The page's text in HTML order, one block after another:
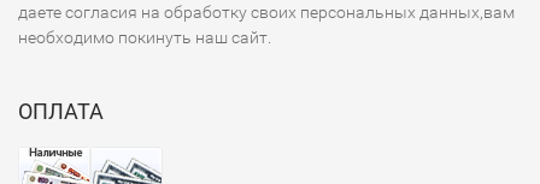
даете согласия на обработку своих персональных данных,вам
необходимо покинуть наш сайт.
ОПЛАТА